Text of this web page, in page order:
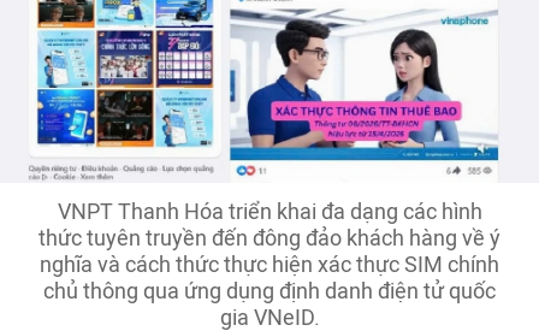
VNPT Thanh Hóa triển khai đa dạng các hình
thức tuyên truyền đến đông đảo khách hàng về ý
nghĩa và cách thức thực hiện xác thực SIM chính
chủ thông qua ứng dụng định danh điện tử quốc
gia VNeID.